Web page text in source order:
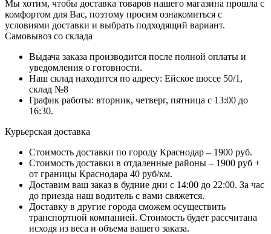
Мы хотим, чтобы доставка товаров нашего магазина прошла с
комфортом для Вас, поэтому просим ознакомиться с
условиями доставки и выбрать подходящий вариант.
Самовывоз со склада
Выдача заказа производится после полной оплаты и
уведомления о готовности.
Наш склад находится по адресу: Ейское шоссе 50/1,
склад №8
График работы: вторник, четверг, пятница с 13:00 до
16:30.
Курьерская доставка
Стоимость доставки по городу Краснодар – 1900 руб.
Стоимость доставки в отдаленные районы – 1900 руб +
от границы Краснодара 40 руб/км.
Доставим ваш заказ в будние дни с 14:00 до 22:00. За час
до приезда наш водитель с вами свяжется.
Доставку в другие города сможем осуществить
транспортной компанией. Стоимость будет рассчитана
исходя из веса и объема вашего заказа.